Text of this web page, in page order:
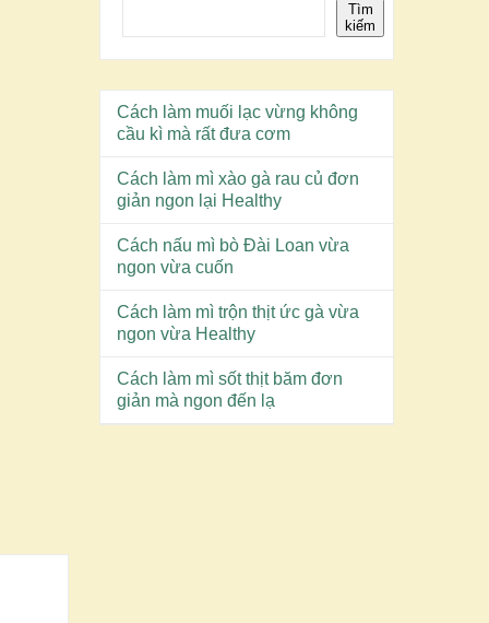
Tìm
kiếm
Cách làm muối lạc vừng không
cầu kì mà rất đưa cơm
Cách làm mì xào gà rau củ đơn
giản ngon lại Healthy
Cách nấu mì bò Đài Loan vừa
ngon vừa cuốn
Cách làm mì trộn thịt ức gà vừa
ngon vừa Healthy
Cách làm mì sốt thịt băm đơn
giản mà ngon đến lạ